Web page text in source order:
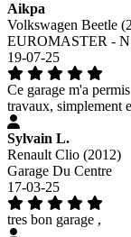
Aikpa
Volkswagen Beetle
EUROMASTER -
19-07-25
Ce garage m'a
travaux, simplement
Sylvain L.
Renault Clio (2012)
Garage Du Centre
17-03-25
tres bon garage ,